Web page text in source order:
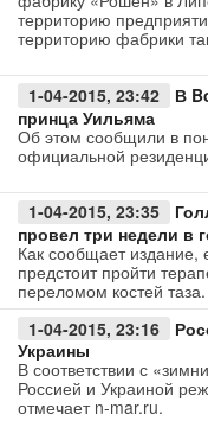
Общество
Медиа
Спорт
Контакты
территорию
территорию фабрики
1-04-2015, 23:42
В
принца Уильяма
Об этом сообщили в
официальной
1-04-2015, 23:35
провел три недели в
Как сообщает
предстоит пройти
переломом костей таза.
1-04-2015, 23:16
Украины
В соответствии с
Россией и Украиной
отмечает n-mar.ru.